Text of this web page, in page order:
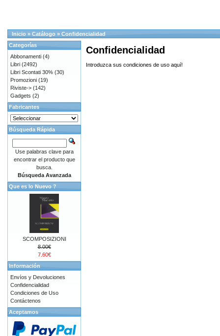
Inicio » Catálogo » Confidencialidad
Confidencialidad
Introduzca sus condiciones de uso aquí!
Categorías
Abbonamenti (4)
Libri (2492)
Libri Scontati 30% (30)
Promozioni (19)
Riviste-> (142)
Gadgets (2)
Fabricantes
Búsqueda Rápida
Use palabras clave para
encontrar el producto que
busca.
Búsqueda Avanzada
Que es lo Nuevo ?
SCOMPOSIZIONI
8.00€
7.60€
Información
Envíos y Devoluciones
Confidencialidad
Condiciones de Uso
Contáctenos
Aceptamos